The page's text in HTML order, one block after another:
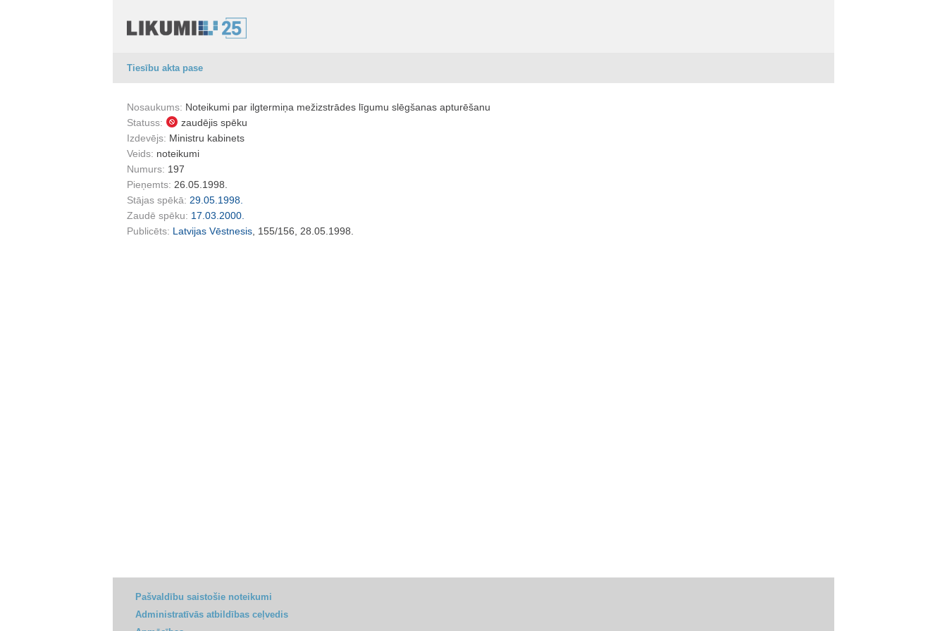
Tiesību akta pase
Nosaukums: Noteikumi par ilgtermiņa mežizstrādes līgumu slēgšanas apturēšanu
Statuss:
zaudējis spēku
Izdevējs: Ministru kabinets
Veids: noteikumi
Numurs: 197
Pieņemts: 26.05.1998.
Stājas spēkā: 29.05.1998.
Zaudē spēku: 17.03.2000.
Publicēts: Latvijas Vēstnesis , 155/156, 28.05.1998.
Pašvaldību saistošie noteikumi
Administratīvās atbildības ceļvedis